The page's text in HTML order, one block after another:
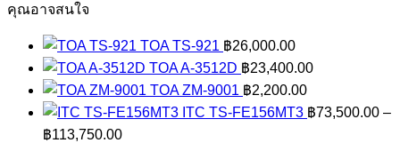
คุณอาจสนใจ
TOA TS-921 ฿26,000.00
TOA A-3512D ฿23,400.00
TOA ZM-9001 ฿2,200.00
ITC TS-FE156MT3 ฿73,500.00 –
฿113,750.00Price